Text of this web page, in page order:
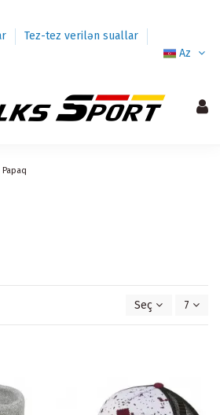
Tez-tez verilən suallar
Az
Papaq
Seç 7